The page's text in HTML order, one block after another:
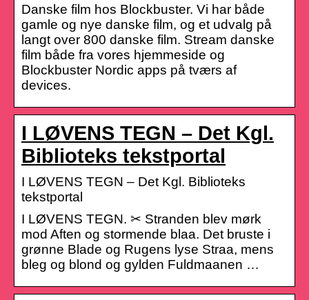
Danske film hos Blockbuster. Vi har både
gamle og nye danske film, og et udvalg på
langt over 800 danske film. Stream danske
film både fra vores hjemmeside og
Blockbuster Nordic apps på tværs af
devices.
I LØVENS TEGN – Det Kgl.
Biblioteks tekstportal
I LØVENS TEGN – Det Kgl. Biblioteks
tekstportal
I LØVENS TEGN. ✂ Stranden blev mørk
mod Aften og stormende blaa. Det bruste i
grønne Blade og Rugens lyse Straa, mens
bleg og blond og gylden Fuldmaanen …